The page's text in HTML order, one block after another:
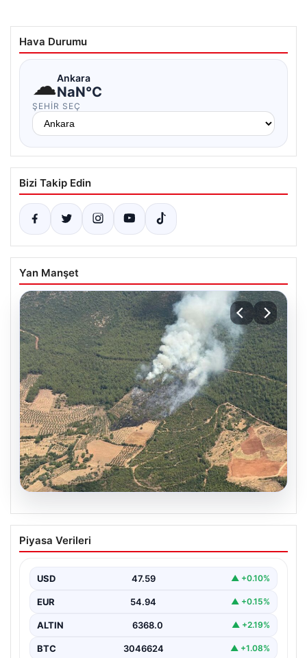
Hava Durumu
☁Ankara
NaN°C
ŞEHIR SEÇ
Bizi Takip Edin
Yan Manşet
Muğla Yatağan’da orman yangını
Piyasa Verileri
USD 47.59 ▲ +0.10%
EUR 54.94 ▲ +0.15%
ALTIN 6368.0 ▲ +2.19%
BTC 3046624 ▲ +1.08%